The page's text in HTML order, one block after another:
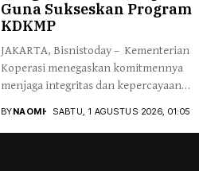
Guna Sukseskan Program
KDKMP
JAKARTA, Bisnistoday – Kementerian
Koperasi menegaskan komitmennya
menjaga integritas dan kepercayaan
BYNAOMI SABTU, 1 AGUSTUS 2026, 01:05